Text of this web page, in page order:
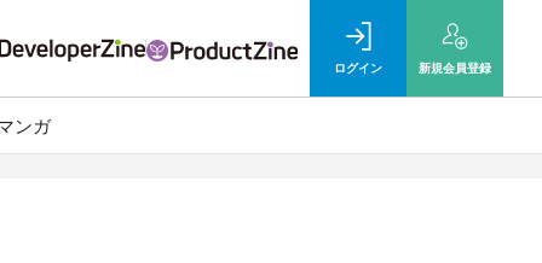
ログイン 新規会員登録
ンガ